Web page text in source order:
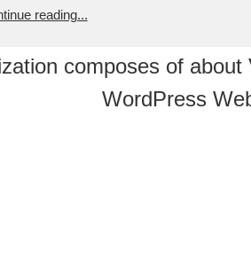
reading...
composes of
WordPress